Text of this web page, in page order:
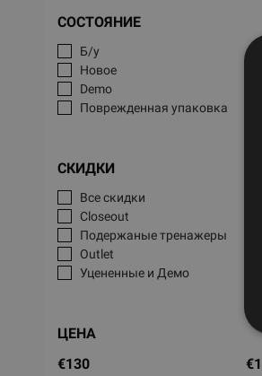
СОСТОЯНИЕ
Б/у
Новое
Demo
Поврежденная упаковка
СКИДКИ
Все скидки
Closeout
Подержаные тренажеры
Outlet
Уцененные и Демо
ЦЕНА
€130